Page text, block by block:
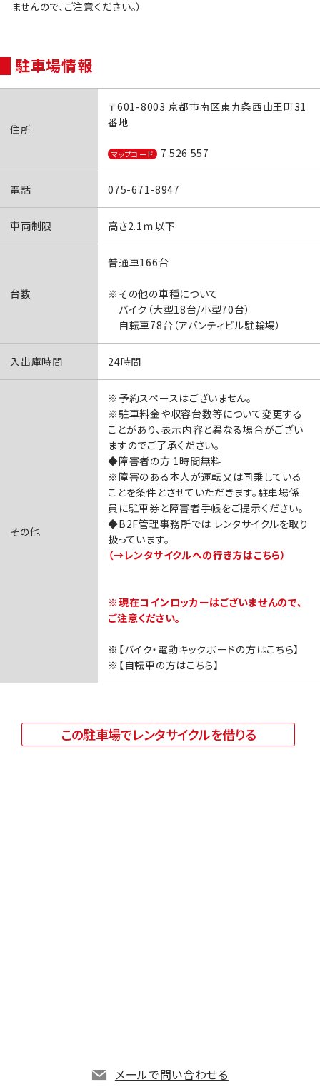
ませんので、ご注意ください。）
駐車場情報
住所
〒601-8003 京都市南区東九条西山王町31
番地
マップコード 7 526 557
電話 075-671-8947
車両制限 高さ2.1ｍ以下
台数
普通車166台
※その他の車種について
バイク（大型18台/小型70台）
自転車78台（アバンティビル駐輪場）
入出庫時間 24時間
その他
※予約スペースはございません。
※駐車料金や収容台数等について変更する
ことがあり、表示内容と異なる場合がござい
ますのでご了承ください。
◆障害者の方 1時間無料
※障害のある本人が運転又は同乗している
ことを条件とさせていただきます。駐車場係
員に駐車券と障害者手帳をご提示ください。
◆B2F管理事務所では レンタサイクルを取り
扱っています。
（→レンタサイクルへの行き方はこちら）
※現在コインロッカーはございませんので、
ご注意ください。
※【バイク・電動キックボードの方はこちら】
※【自転車の方はこちら】
この駐車場でレンタサイクルを借りる
メールで問い合わせる